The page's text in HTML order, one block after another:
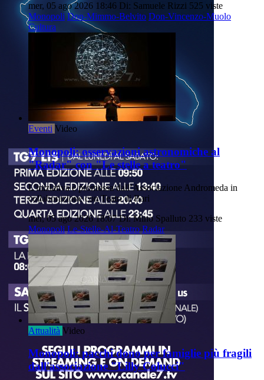
mer, 05 ago 2026 18:46 Di: Samuele Rizzi 525 viste
Monopoli Don-Mimmo-Belvito Don-Vincenzo-Muolo
Cultura
Eventi Video
Monopoli: osservazioni astronomiche al
"Radar" con "Le stelle a teatro"
L'iniziativa è promossa dall’Associazione Andromeda in
collaborazione con Teatri di Bari
mer, 05 ago 2026 18:07 Di: Mino Spalluto 233 viste
Monopoli Le-Stelle-Al-Teatro Radar
Attualità Video
Monopoli: pacchi dono per famiglie più fragili
dall'associazione "Lilly Colucci"